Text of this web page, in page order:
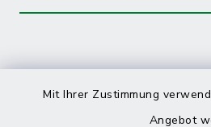
Mit Ihrer Zustimmung
Angebot
Kontakt